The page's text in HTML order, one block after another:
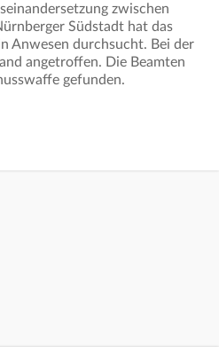
zwischen
Südstadt hat das
Anwesen durchsucht. Bei der
angetroffen. Die Beamten
gefunden.